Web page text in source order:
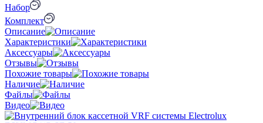
Набор
Комплект
Описание
Характеристики
Аксессуары
Отзывы
Похожие товары
Наличие
Файлы
Видео